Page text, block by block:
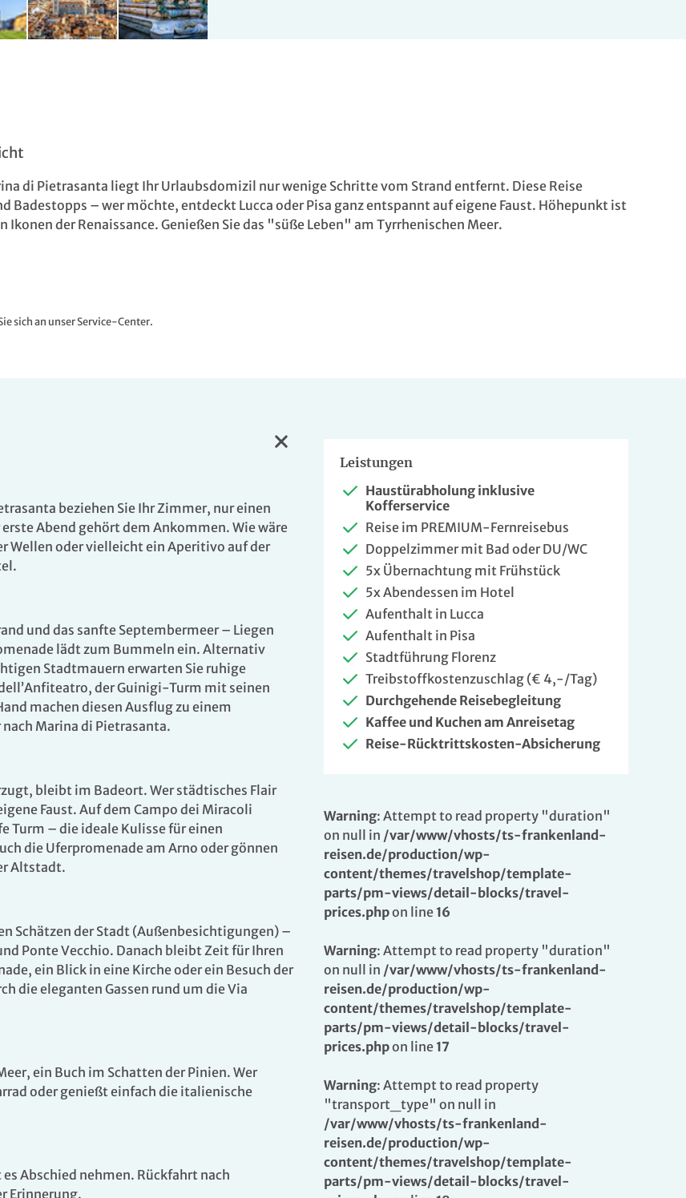
Sie sich an unser Service-Center.
di Pietrasanta liegt Ihr Urlaubsdomizil nur wenige Schritte vom Strand entfernt. Diese Reise
Badestopps – wer möchte, entdeckt Lucca oder Pisa ganz entspannt auf eigene Faust. Höhepunkt ist
der Renaissance. Genießen Sie das "süße Leben" am Tyrrhenischen Meer.
sich an unser Service-Center.
beziehen Sie Ihr Zimmer, nur einen
Abend gehört dem Ankommen. Wie wäre
Wellen oder vielleicht ein Aperitivo auf der
und das sanfte Septembermeer – Liegen
lädt zum Bummeln ein. Alternativ
Stadtmauern erwarten Sie ruhige
der Guinigi-Turm mit seinen
machen diesen Ausflug zu einem
Marina di Pietrasanta.
bleibt im Badeort. Wer städtisches Flair
Faust. Auf dem Campo dei Miracoli
Turm – die ideale Kulisse für einen
die Uferpromenade am Arno oder gönnen
Altstadt.
Schätzen der Stadt (Außenbesichtigungen) –
Ponte Vecchio. Danach bleibt Zeit für Ihren
ein Blick in eine Kirche oder ein Besuch der
die eleganten Gassen rund um die Via
ein Buch im Schatten der Pinien. Wer
oder genießt einfach die italienische
Abschied nehmen. Rückfahrt nach
Erinnerung.
Leistungen
Haustürabholung inklusive
Kofferservice
Reise im PREMIUM-Fernreisebus
Doppelzimmer mit Bad oder DU/WC
5x Übernachtung mit Frühstück
5x Abendessen im Hotel
Aufenthalt in Lucca
Aufenthalt in Pisa
Stadtführung Florenz
Treibstoffkostenzuschlag (€ 4,-/Tag)
Durchgehende Reisebegleitung
Kaffee und Kuchen am Anreisetag
Reise-Rücktrittskosten-Absicherung
Warning: Attempt to read property "duration"
on null in /var/www/vhosts/ts-frankenland-
reisen.de/production/wp-
content/themes/travelshop/template-
parts/pm-views/detail-blocks/travel-
prices.phpon line 16
Warning: Attempt to read property "duration"
on null in /var/www/vhosts/ts-frankenland-
reisen.de/production/wp-
content/themes/travelshop/template-
parts/pm-views/detail-blocks/travel-
prices.phpon line 17
Warning: Attempt to read property
"transport_type" on null in
/var/www/vhosts/ts-frankenland-
reisen.de/production/wp-
content/themes/travelshop/template-
parts/pm-views/detail-blocks/travel-